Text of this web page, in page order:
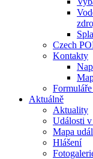
Czech
Kontakty
Aktuálně
Aktuality
Události
Mapa
Hlášení